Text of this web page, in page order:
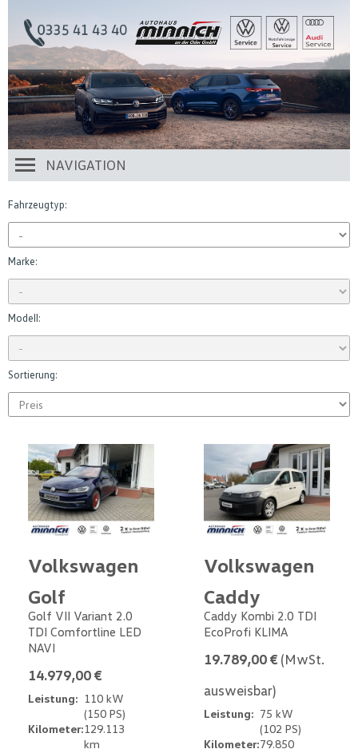
NAVIGATION
Fahrzeugtyp:
Marke:
Modell:
Sortierung:
Volkswagen
Golf
Golf VII Variant 2.0
TDI Comfortline LED
NAVI
14.979,00 €
Leistung: 110 kW
(150 PS)
Kilometer:129.113
km
Volkswagen
Caddy
Caddy Kombi 2.0 TDI
EcoProfi KLIMA
19.789,00 € (MwSt.
ausweisbar)
Leistung: 75 kW
(102 PS)
Kilometer:79.850